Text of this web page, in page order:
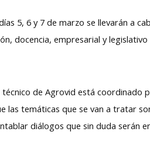
5, 6 y 7 de marzo se llevarán a
docencia, empresarial y
de Agrovid está coordinado
las temáticas que se van a tratar
diálogos que sin duda serán